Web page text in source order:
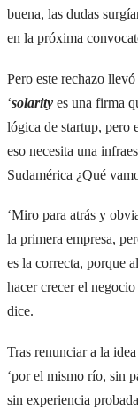
buena, las dudas
en la próxima
Pero este rechazo
‘solarity es una firma
lógica de startup, pero
eso necesita una
Sudamérica ¿Qué
‘Miro para atrás y
la primera empresa,
es la correcta, porque
hacer crecer el
dice.
Tras renunciar a la
‘por el mismo río, sin
sin experiencia